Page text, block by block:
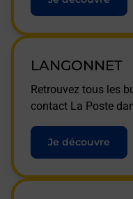
LANGONNET
Retrouvez tous les
contact La Poste
Je découvre